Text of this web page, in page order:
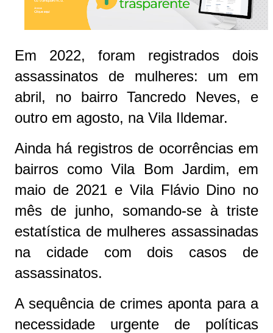
Em 2022, foram registrados dois
assassinatos de mulheres: um em
abril, no bairro Tancredo Neves, e
outro em agosto, na Vila Ildemar.
Ainda há registros de ocorrências em
bairros como Vila Bom Jardim, em
maio de 2021 e Vila Flávio Dino no
mês de junho, somando-se à triste
estatística de mulheres assassinadas
na cidade com dois casos de
assassinatos.
A sequência de crimes aponta para a
necessidade urgente de políticas